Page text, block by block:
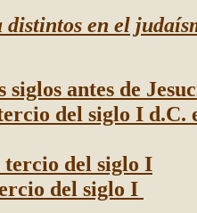
distintos en el
siglos antes de
del siglo I d.C.
tercio del siglo I
del siglo I